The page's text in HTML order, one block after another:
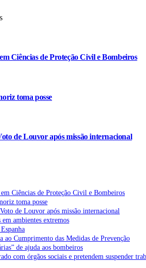
Ciências de Proteção Civil e Bombeiros
toma posse
de Louvor após missão internacional
Ciências de Proteção Civil e Bombeiros
toma posse
de Louvor após missão internacional
ambientes extremos
Cumprimento das Medidas de Prevenção
de ajuda aos bombeiros
com órgãos sociais e pretendem suspender